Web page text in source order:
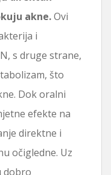
akne.Ovi
i
s druge strane,
što
Dok oralni
efekte na
direktne i
očigledne. Uz
dobro